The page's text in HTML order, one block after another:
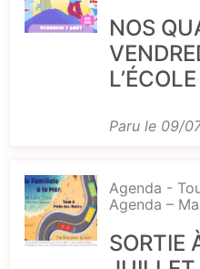
NOS
Paru le 09/
Agenda -
Agenda –
SORTIE